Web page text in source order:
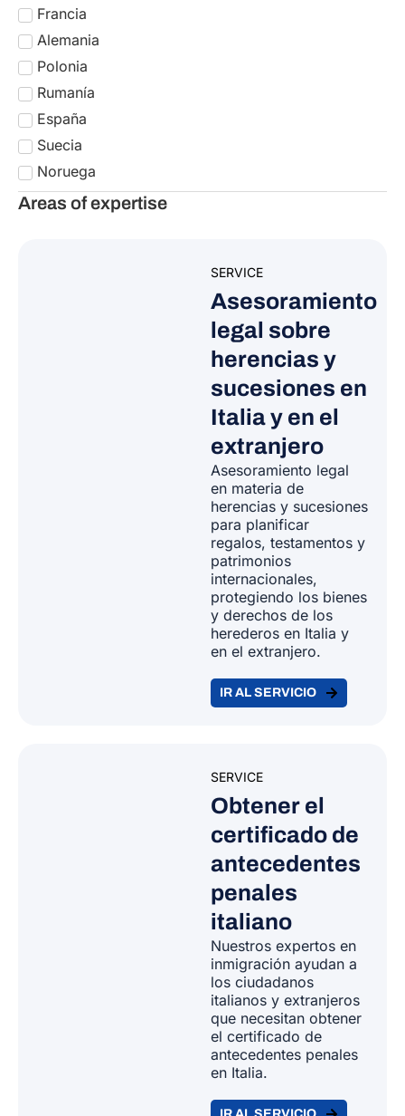
Francia
Alemania
Polonia
Rumanía
España
Suecia
Noruega
Estados Unidos
Areas of expertise
SERVICE
Asesoramiento
legal sobre
herencias y
sucesiones en
Italia y en el
extranjero
Asesoramiento legal
en materia de
herencias y sucesiones
para planificar
regalos, testamentos y
patrimonios
internacionales,
protegiendo los bienes
y derechos de los
herederos en Italia y
en el extranjero.
IR AL SERVICIO
SERVICE
Obtener el
certificado de
antecedentes
penales
italiano
Nuestros expertos en
inmigración ayudan a
los ciudadanos
italianos y extranjeros
que necesitan obtener
el certificado de
antecedentes penales
en Italia.